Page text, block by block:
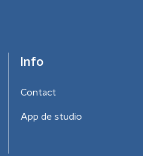
Info
Contact
App de studio